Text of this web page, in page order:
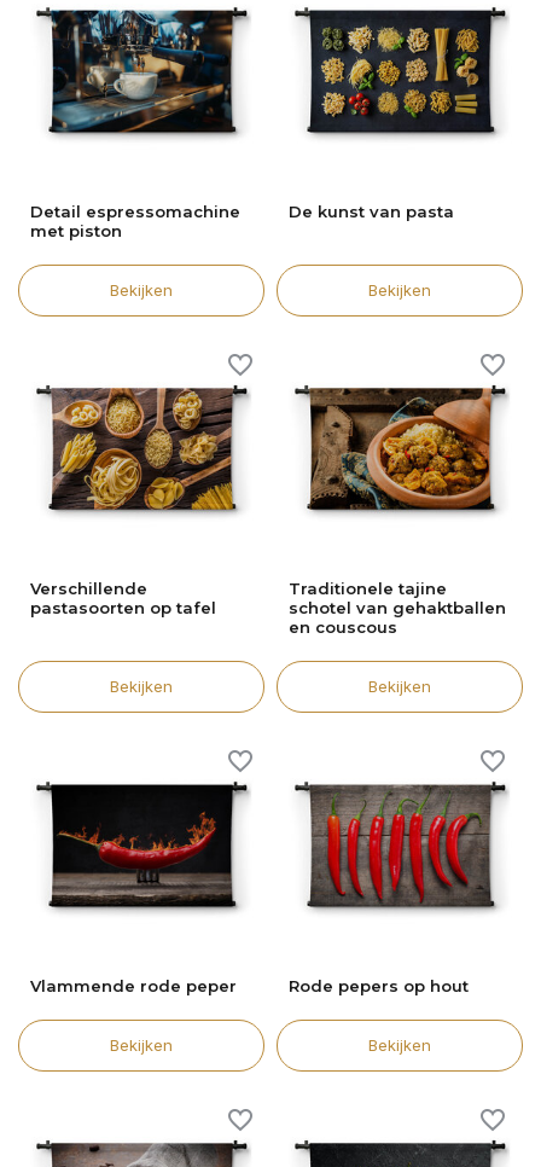
Detail espressomachine
met piston
Bekijken
De kunst van pasta
Bekijken
Verschillende
pastasoorten op tafel
Bekijken
Traditionele tajine
schotel van gehaktballen
en couscous
Bekijken
Vlammende rode peper
Bekijken
Rode pepers op hout
Bekijken